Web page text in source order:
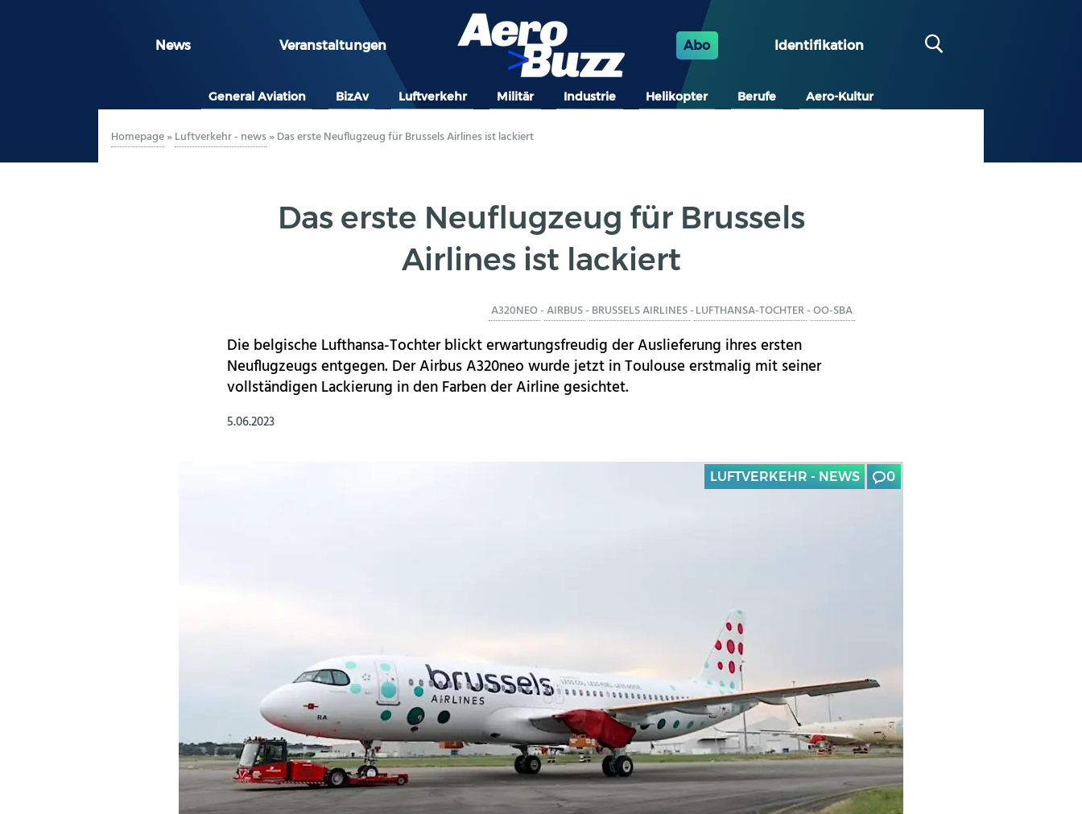
News Veranstaltungen Abo Identifikation
General Aviation BizAv Luftverkehr Militär Industrie Helikopter Berufe Aero-Kultur
Homepage»Luftverkehr - news»Das erste Neuflugzeug für Brussels Airlines ist lackiert
Das erste Neuflugzeug für Brussels
Airlines ist lackiert
A320NEO-AIRBUS- BRUSSELS AIRLINES-LUFTHANSA-TOCHTER-OO-SBA
Die belgische Lufthansa-Tochter blickt erwartungsfreudig der Auslieferung ihres ersten
Neuflugzeugs entgegen. Der Airbus A320neo wurde jetzt in Toulouse erstmalig mit seiner
vollständigen Lackierung in den Farben der Airline gesichtet.
5.06.2023
LUFTVERKEHR - NEWS 0